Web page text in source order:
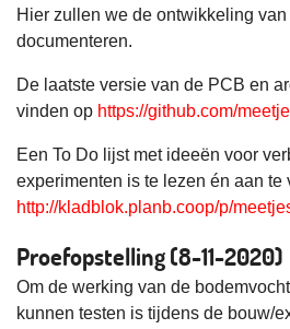
Hier zullen we de ontwikkeling
documenteren.
De laatste versie van de PCB en
vinden op https://github.com/
Een To Do lijst met ideeën voor
experimenten is te lezen én aan te
http://kladblok.planb.coop/p/
Proefopstelling (8-11-2020)
Om de werking van de
kunnen testen is tijdens de bouw/